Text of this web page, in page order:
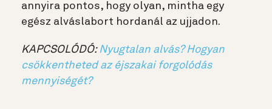
annyira pontos, hogy olyan, mintha egy
egész alváslabort hordanál az ujjadon.
KAPCSOLÓDÓ: Nyugtalan alvás? Hogyan
csökkentheted az éjszakai forgolódás
mennyiségét?